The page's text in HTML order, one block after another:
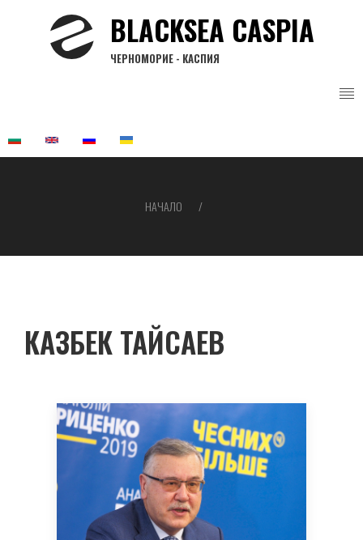
BLACKSEA CASPIA
ЧЕРНОМОРИЕ - КАСПИЯ
НАЧАЛО
КАЗБЕК ТАЙСАЕВ